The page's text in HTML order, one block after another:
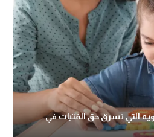
التي تسرق حق الفتيات في